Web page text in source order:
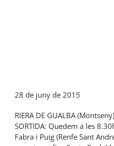
28 de juny de 2015
RIERA DE GUALBA (Montseny)
SORTIDA: Quedem a les
Fabra i Puig (Renfe Sant